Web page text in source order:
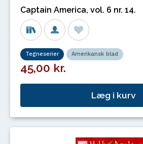
Captain America, vol. 6 nr. 14.
Tegneserier Amerikansk blad
45,00 kr.
Læg i kurv